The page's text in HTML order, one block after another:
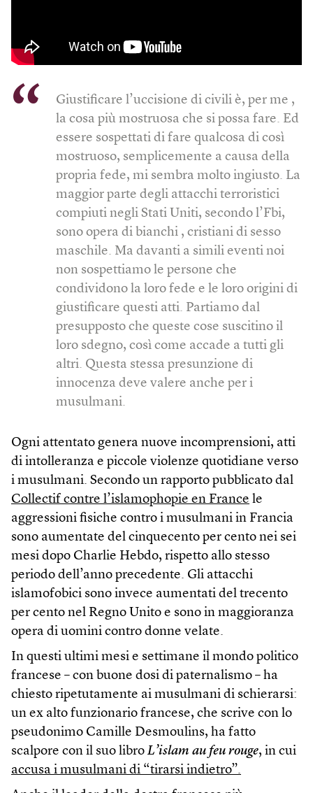
Giustificare l’uccisione di civili è, per me ,
la cosa più mostruosa che si possa fare. Ed
essere sospettati di fare qualcosa di così
mostruoso, semplicemente a causa della
propria fede, mi sembra molto ingiusto. La
maggior parte degli attacchi terroristici
compiuti negli Stati Uniti, secondo l’Fbi,
sono opera di bianchi , cristiani di sesso
maschile. Ma davanti a simili eventi noi
non sospettiamo le persone che
condividono la loro fede e le loro origini di
giustificare questi atti. Partiamo dal
presupposto che queste cose suscitino il
loro sdegno, così come accade a tutti gli
altri. Questa stessa presunzione di
innocenza deve valere anche per i
musulmani.
Ogni attentato genera nuove incomprensioni, atti
di intolleranza e piccole violenze quotidiane verso
i musulmani. Secondo un rapporto pubblicato dal
Collectif contre l’islamophopie en France le
aggressioni fisiche contro i musulmani in Francia
sono aumentate del cinquecento per cento nei sei
mesi dopo Charlie Hebdo, rispetto allo stesso
periodo dell’anno precedente. Gli attacchi
islamofobici sono invece aumentati del trecento
per cento nel Regno Unito e sono in maggioranza
opera di uomini contro donne velate.
In questi ultimi mesi e settimane il mondo politico
francese – con buone dosi di paternalismo – ha
chiesto ripetutamente ai musulmani di schierarsi:
un ex alto funzionario francese, che scrive con lo
pseudonimo Camille Desmoulins, ha fatto
scalpore con il suo libro L’islam au feu rouge, in cui
accusa i musulmani di “tirarsi indietro”.